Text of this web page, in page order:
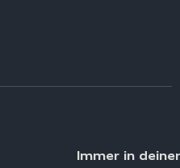
Immer in